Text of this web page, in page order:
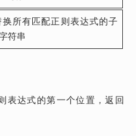
所有匹配正则表达式的子
符串
表达式的第一个位置，返回